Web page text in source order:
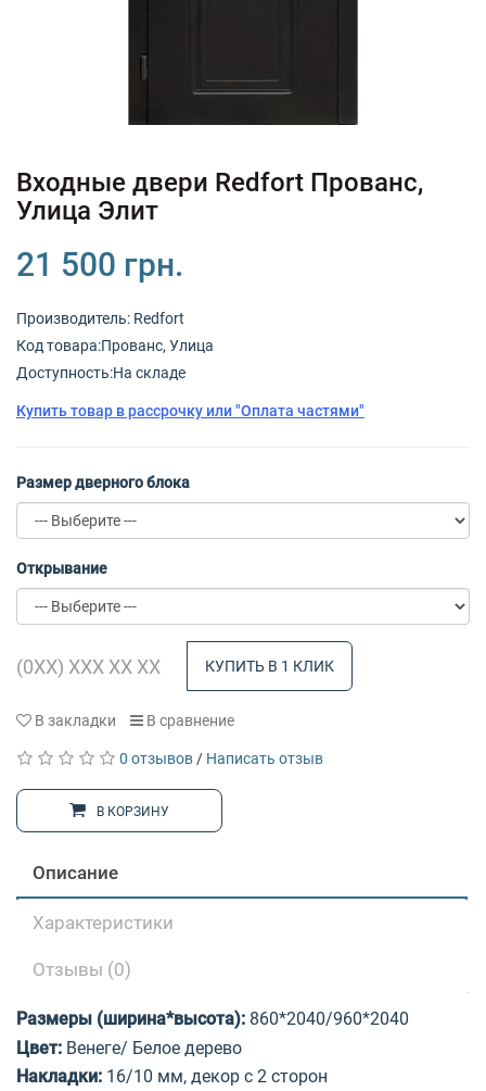
Входные двери Redfort Прованс,
Улица Элит
21 500 грн.
Производитель: Redfort
Код товарa:Прованс, Улица
Доступность:На складе
Купить товар в рассрочку или "Оплата частями"
Размер дверного блока
Открывание
КУПИТЬ В 1 КЛИК
В закладки В сравнение
0 отзывов / Написать отзыв
В КОРЗИНУ
Описание
Характеристики
Отзывы (0)
Размеры (ширина*высота): 860*2040/960*2040
Цвет: Венеге/ Белое дерево
Накладки: 16/10 мм, декор с 2 сторон